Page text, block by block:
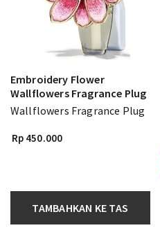
Embroidery Flower
Wallflowers Fragrance Plug
Wallflowers Fragrance Plug
Rp 450.000
TAMBAHKAN KE TAS